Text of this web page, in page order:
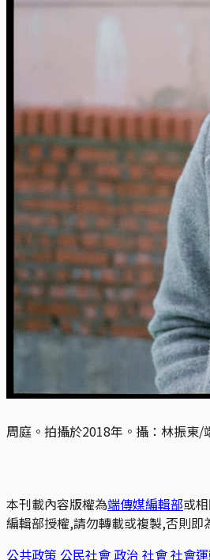
周庭。拍攝於2018年。攝：林振東/
本刊載內容版權為端傳媒編輯部或
編輯部授權,請勿轉載或複製,否則即
公共政策 公民社會 政治 社會社會